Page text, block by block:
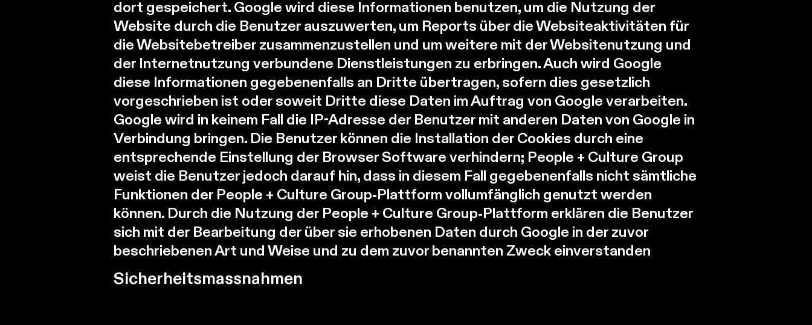
dort gespeichert. Google wird diese Informationen benutzen, um die Nutzung der
Website durch die Benutzer auszuwerten, um Reports über die Websiteaktivitäten für
die Websitebetreiber zusammenzustellen und um weitere mit der Websitenutzung und
der Internetnutzung verbundene Dienstleistungen zu erbringen. Auch wird Google
diese Informationen gegebenenfalls an Dritte übertragen, sofern dies gesetzlich
vorgeschrieben ist oder soweit Dritte diese Daten im Auftrag von Google verarbeiten.
Google wird in keinem Fall die IP-Adresse der Benutzer mit anderen Daten von Google in
Verbindung bringen. Die Benutzer können die Installation der Cookies durch eine
entsprechende Einstellung der Browser Software verhindern; People + Culture Group
weist die Benutzer jedoch darauf hin, dass in diesem Fall gegebenenfalls nicht sämtliche
Funktionen der People + Culture Group-Plattform vollumfänglich genutzt werden
können. Durch die Nutzung der People + Culture Group-Plattform erklären die Benutzer
sich mit der Bearbeitung der über sie erhobenen Daten durch Google in der zuvor
beschriebenen Art und Weise und zu dem zuvor benannten Zweck einverstanden
Sicherheitsmassnahmen